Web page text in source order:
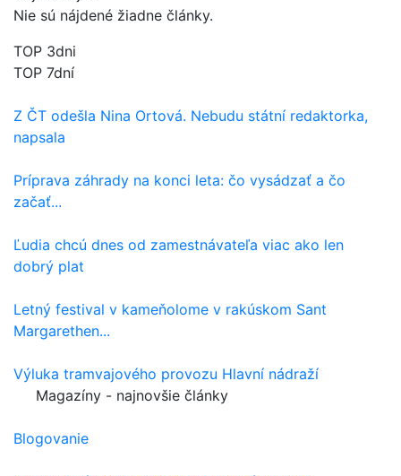
Nie sú nájdené žiadne články.
TOP 3dni
TOP 7dní
Z ČT odešla Nina Ortová. Nebudu státní redaktorka,
napsala
Príprava záhrady na konci leta: čo vysádzať a čo
začať...
Ľudia chcú dnes od zamestnávateľa viac ako len
dobrý plat
Letný festival v kameňolome v rakúskom Sant
Margarethen...
Výluka tramvajového provozu Hlavní nádraží
Magazíny - najnovšie články
Blogovanie